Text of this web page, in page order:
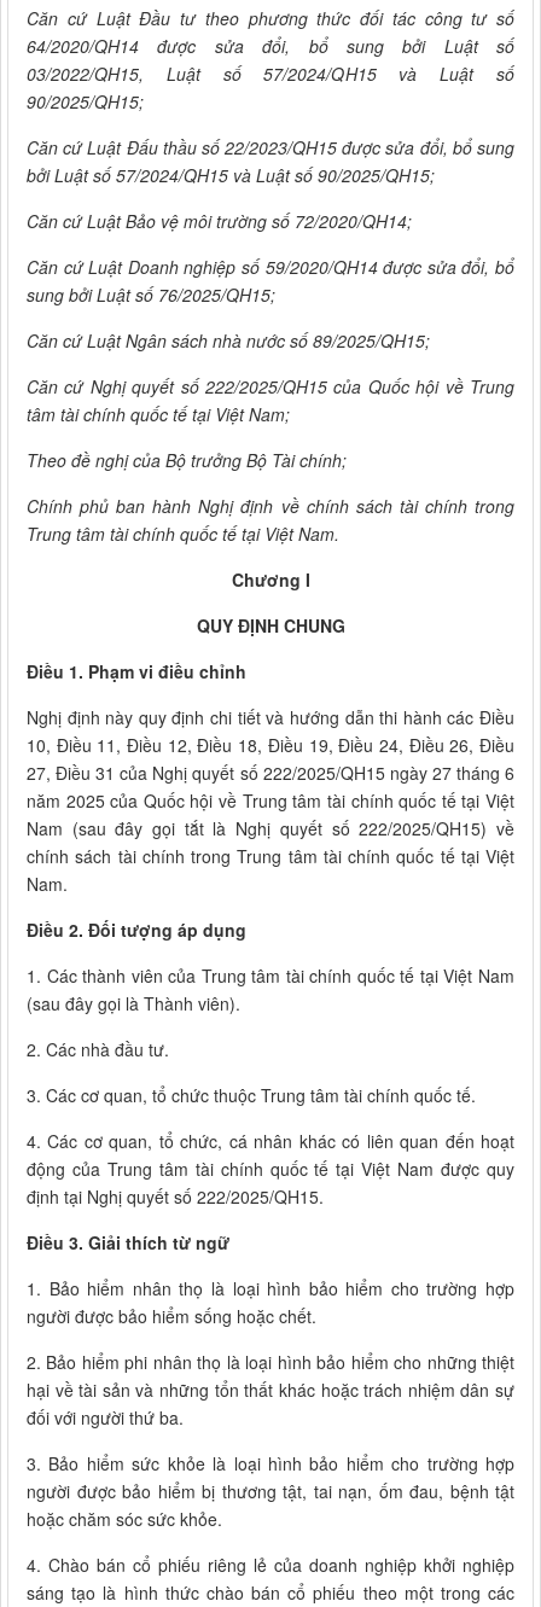
Căn cứ Luật Đầu tư theo phương thức đối tác công tư số
64/2020/QH14 được sửa đổi, bổ sung bởi Luật số
03/2022/QH15, Luật số 57/2024/QH15 và Luật số
90/2025/QH15;
Căn cứ Luật Đấu thầu số 22/2023/QH15 được sửa đổi, bổ sung
bởi Luật số 57/2024/QH15 và Luật số 90/2025/QH15;
Căn cứ Luật Bảo vệ môi trường số 72/2020/QH14;
Căn cứ Luật Doanh nghiệp số 59/2020/QH14 được sửa đổi, bổ
sung bởi Luật số 76/2025/QH15;
Căn cứ Luật Ngân sách nhà nước số 89/2025/QH15;
Căn cứ Nghị quyết số 222/2025/QH15 của Quốc hội về Trung
tâm tài chính quốc tế tại Việt Nam;
Theo đề nghị của Bộ trưởng Bộ Tài chính;
Chính phủ ban hành Nghị định về chính sách tài chính trong
Trung tâm tài chính quốc tế tại Việt Nam.
Chương I
QUY ĐỊNH CHUNG
Điều 1. Phạm vi điều chỉnh
Nghị định này quy định chi tiết và hướng dẫn thi hành các Điều
10, Điều 11, Điều 12, Điều 18, Điều 19, Điều 24, Điều 26, Điều
27, Điều 31 của Nghị quyết số 222/2025/QH15 ngày 27 tháng 6
năm 2025 của Quốc hội về Trung tâm tài chính quốc tế tại Việt
Nam (sau đây gọi tắt là Nghị quyết số 222/2025/QH15) về
chính sách tài chính trong Trung tâm tài chính quốc tế tại Việt
Nam.
Điều 2. Đối tượng áp dụng
1. Các thành viên của Trung tâm tài chính quốc tế tại Việt Nam
(sau đây gọi là Thành viên).
2. Các nhà đầu tư.
3. Các cơ quan, tổ chức thuộc Trung tâm tài chính quốc tế.
4. Các cơ quan, tổ chức, cá nhân khác có liên quan đến hoạt
động của Trung tâm tài chính quốc tế tại Việt Nam được quy
định tại Nghị quyết số 222/2025/QH15.
Điều 3. Giải thích từ ngữ
1. Bảo hiểm nhân thọ là loại hình bảo hiểm cho trường hợp
người được bảo hiểm sống hoặc chết.
2. Bảo hiểm phi nhân thọ là loại hình bảo hiểm cho những thiệt
hại về tài sản và những tổn thất khác hoặc trách nhiệm dân sự
đối với người thứ ba.
3. Bảo hiểm sức khỏe là loại hình bảo hiểm cho trường hợp
người được bảo hiểm bị thương tật, tai nạn, ốm đau, bệnh tật
hoặc chăm sóc sức khỏe.
4. Chào bán cổ phiếu riêng lẻ của doanh nghiệp khởi nghiệp
sáng tạo là hình thức chào bán cổ phiếu theo một trong các